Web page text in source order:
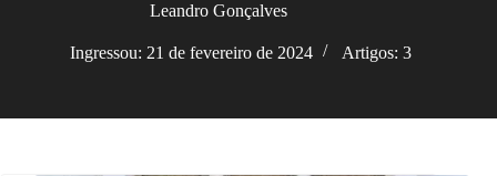
Leandro Gonçalves
Ingressou: 21 de fevereiro de 2024 Artigos: 3